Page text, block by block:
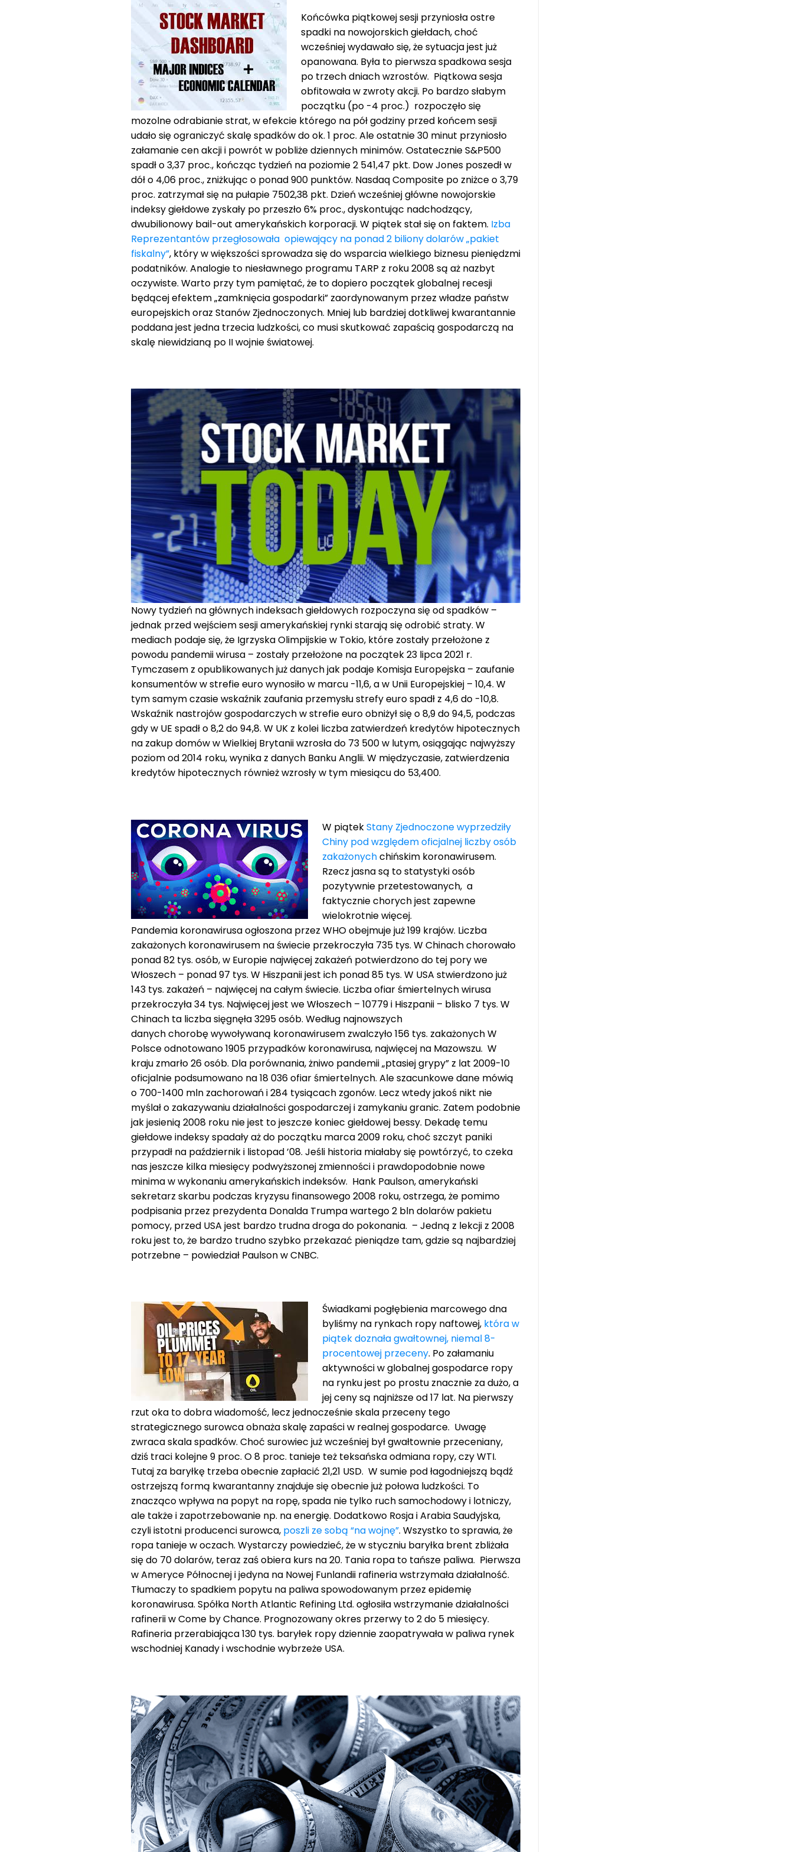
Końcówka piątkowej sesji przyniosła ostre
spadki na nowojorskich giełdach, choć
wcześniej wydawało się, że sytuacja jest już
opanowana. Była to pierwsza spadkowa sesja
po trzech dniach wzrostów. Piątkowa sesja
obfitowała w zwroty akcji. Po bardzo słabym
początku (po -4 proc.) rozpoczęło się
mozolne odrabianie strat, w efekcie którego na pół godziny przed końcem sesji
udało się ograniczyć skalę spadków do ok. 1 proc. Ale ostatnie 30 minut przyniosło
załamanie cen akcji i powrót w pobliże dziennych minimów. Ostatecznie S&P500
spadł o 3,37 proc., kończąc tydzień na poziomie 2 541,47 pkt. Dow Jones poszedł w
dół o 4,06 proc., zniżkując o ponad 900 punktów. Nasdaq Composite po zniżce o 3,79
proc. zatrzymał się na pułapie 7502,38 pkt. Dzień wcześniej główne nowojorskie
indeksy giełdowe zyskały po przeszło 6% proc., dyskontując nadchodzący,
dwubilionowy bail-out amerykańskich korporacji. W piątek stał się on faktem. Izba
Reprezentantów przegłosowała opiewający na ponad 2 biliony dolarów „pakiet
fiskalny”, który w większości sprowadza się do wsparcia wielkiego biznesu pieniędzmi
podatników. Analogie to niesławnego programu TARP z roku 2008 są aż nazbyt
oczywiste. Warto przy tym pamiętać, że to dopiero początek globalnej recesji
będącej efektem „zamknięcia gospodarki” zaordynowanym przez władze państw
europejskich oraz Stanów Zjednoczonych. Mniej lub bardziej dotkliwej kwarantannie
poddana jest jedna trzecia ludzkości, co musi skutkować zapaścią gospodarczą na
skalę niewidzianą po II wojnie światowej.
Nowy tydzień na głównych indeksach giełdowych rozpoczyna się od spadków –
jednak przed wejściem sesji amerykańskiej rynki starają się odrobić straty. W
mediach podaje się, że Igrzyska Olimpijskie w Tokio, które zostały przełożone z
powodu pandemii wirusa – zostały przełożone na początek 23 lipca 2021 r.
Tymczasem z opublikowanych już danych jak podaje Komisja Europejska – zaufanie
konsumentów w strefie euro wynosiło w marcu -11,6, a w Unii Europejskiej – 10,4. W
tym samym czasie wskaźnik zaufania przemysłu strefy euro spadł z 4,6 do -10,8.
Wskaźnik nastrojów gospodarczych w strefie euro obniżył się o 8,9 do 94,5, podczas
gdy w UE spadł o 8,2 do 94,8. W UK z kolei liczba zatwierdzeń kredytów hipotecznych
na zakup domów w Wielkiej Brytanii wzrosła do 73 500 w lutym, osiągając najwyższy
poziom od 2014 roku, wynika z danych Banku Anglii. W międzyczasie, zatwierdzenia
kredytów hipotecznych również wzrosły w tym miesiącu do 53,400.
W piątekStany Zjednoczone wyprzedziły
Chiny pod względem oficjalnej liczby osób
zakażonychchińskim koronawirusem.
Rzecz jasna są to statystyki osób
pozytywnie przetestowanych, a
faktycznie chorych jest zapewne
wielokrotnie więcej.
Pandemia koronawirusa ogłoszona przez WHO obejmuje już 199 krajów. Liczba
zakażonych koronawirusem na świecie przekroczyła 735 tys. W Chinach chorowało
ponad 82 tys. osób, w Europie najwięcej zakażeń potwierdzono do tej pory we
Włoszech – ponad 97 tys. W Hiszpanii jest ich ponad 85 tys. W USA stwierdzono już
143 tys. zakażeń – najwięcej na całym świecie. Liczba ofiar śmiertelnych wirusa
przekroczyła 34 tys. Najwięcej jest we Włoszech – 10779 i Hiszpanii – blisko 7 tys. W
Chinach ta liczba sięgnęła 3295 osób. Według najnowszych
danych chorobę wywoływaną koronawirusem zwalczyło 156 tys. zakażonych W
Polsce odnotowano 1905 przypadków koronawirusa, najwięcej na Mazowszu. W
kraju zmarło 26 osób. Dla porównania, żniwo pandemii „ptasiej grypy” z lat 2009-10
oficjalnie podsumowano na 18 036 ofiar śmiertelnych. Ale szacunkowe dane mówią
o 700-1400 mln zachorowań i 284 tysiącach zgonów. Lecz wtedy jakoś nikt nie
myślał o zakazywaniu działalności gospodarczej i zamykaniu granic. Zatem podobnie
jak jesienią 2008 roku nie jest to jeszcze koniec giełdowej bessy. Dekadę temu
giełdowe indeksy spadały aż do początku marca 2009 roku, choć szczyt paniki
przypadł na październik i listopad ’08. Jeśli historia miałaby się powtórzyć, to czeka
nas jeszcze kilka miesięcy podwyższonej zmienności i prawdopodobnie nowe
minima w wykonaniu amerykańskich indeksów. Hank Paulson, amerykański
sekretarz skarbu podczas kryzysu finansowego 2008 roku, ostrzega, że pomimo
podpisania przez prezydenta Donalda Trumpa wartego 2 bln dolarów pakietu
pomocy, przed USA jest bardzo trudna droga do pokonania. – Jedną z lekcji z 2008
roku jest to, że bardzo trudno szybko przekazać pieniądze tam, gdzie są najbardziej
potrzebne – powiedział Paulson w CNBC.
Świadkami pogłębienia marcowego dna
byliśmy na rynkach ropy naftowej, która w
piątek doznała gwałtownej, niemal 8-
procentowej przeceny. Po załamaniu
aktywności w globalnej gospodarce ropy
na rynku jest po prostu znacznie za dużo, a
jej ceny są najniższe od 17 lat. Na pierwszy
rzut oka to dobra wiadomość, lecz jednocześnie skala przeceny tego
strategicznego surowca obnaża skalę zapaści w realnej gospodarce. Uwagę
zwraca skala spadków. Choć surowiec już wcześniej był gwałtownie przeceniany,
dziś traci kolejne 9 proc. O 8 proc. tanieje też teksańska odmiana ropy, czy WTI.
Tutaj za baryłkę trzeba obecnie zapłacić 21,21 USD. W sumie pod łagodniejszą bądź
ostrzejszą formą kwarantanny znajduje się obecnie już połowa ludzkości. To
znacząco wpływa na popyt na ropę, spada nie tylko ruch samochodowy i lotniczy,
ale także i zapotrzebowanie np. na energię. Dodatkowo Rosja i Arabia Saudyjska,
czyli istotni producenci surowca, poszli ze sobą “na wojnę”. Wszystko to sprawia, że
ropa tanieje w oczach. Wystarczy powiedzieć, że w styczniu baryłka brent zbliżała
się do 70 dolarów, teraz zaś obiera kurs na 20. Tania ropa to tańsze paliwa. Pierwsza
w Ameryce Północnej i jedyna na Nowej Funlandii rafineria wstrzymała działalność.
Tłumaczy to spadkiem popytu na paliwa spowodowanym przez epidemię
koronawirusa. Spółka North Atlantic Refining Ltd. ogłosiła wstrzymanie działalności
rafinerii w Come by Chance. Prognozowany okres przerwy to 2 do 5 miesięcy.
Rafineria przerabiająca 130 tys. baryłek ropy dziennie zaopatrywała w paliwa rynek
wschodniej Kanady i wschodnie wybrzeże USA.